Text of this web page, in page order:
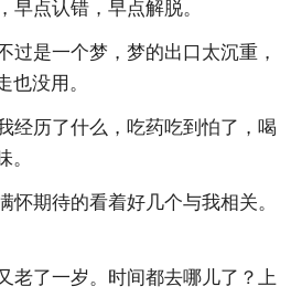
早点认错，早点解脱。
过是一个梦，梦的出口太沉重，
也没用。
经历了什么，吃药吃到怕了，喝
。
怀期待的看着好几个与我相关。
老了一岁。时间都去哪儿了？上